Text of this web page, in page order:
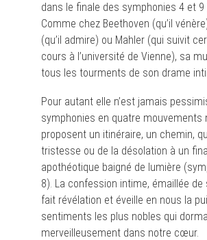
dans le finale des symphonies 4 et 9
Comme chez Beethoven (qu’il
(qu’il admire) ou Mahler (qui suivit
cours à l’université de Vienne), sa
tous les tourments de son drame
Pour autant elle n’est jamais
symphonies en quatre mouvements
proposent un itinéraire, un chemin,
tristesse ou de la désolation à un
apothéotique baigné de lumière
8). La confession intime, émaillée de
fait révélation et éveille en nous la
sentiments les plus nobles qui
merveilleusement dans notre cœur.